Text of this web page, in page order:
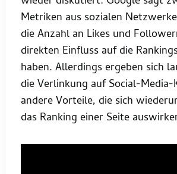
Metriken aus sozialen
die Anzahl an Likes und
direkten Einfluss auf die
haben. Allerdings ergeben sich
die Verlinkung auf Social-Media-
andere Vorteile, die sich
das Ranking einer Seite